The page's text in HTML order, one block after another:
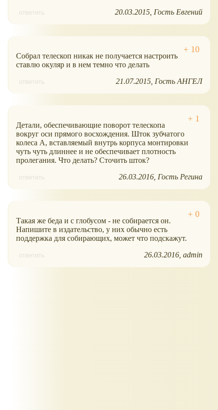
ответить 20.03.2015 Гость Евгений
Собрал телескоп никак не получается настроить
ставлю окуляр и в нем темно что делать
ответить 21.07.2015 Гость АНГЕЛ
Детали, обеспечивающие поворот телескопа
вокруг оси прямого восхождения. Шток зубчатого
колеса А, вставляемый внутрь корпуса монтировки
чуть чуть длиннее и не обеспечивает плотность
пролегания. Что делать? Сточить шток?
ответить 26.03.2016 Гость Регина
Такая же беда и с глобусом - не собирается он.
Напишите в издательство, у них обычно есть
поддержка для собирающих, может что подскажут.
ответить 26.03.2016 admin